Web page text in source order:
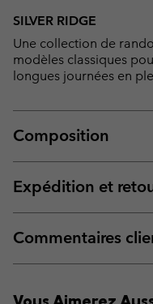
SILVER RIDGE
Une collection de
modèles classiques
longues journées en
Composition
Expédition et
Commentaires